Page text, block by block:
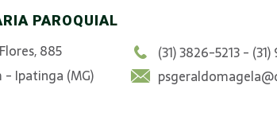
PAROQUIAL
885
- Ipatinga (MG)
(31) 3826-5213 -